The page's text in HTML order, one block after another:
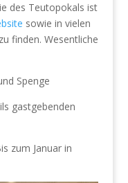
des Teutopokals ist
sowie in vielen
finden. Wesentliche
Spenge
gastgebenden
zum Januar in